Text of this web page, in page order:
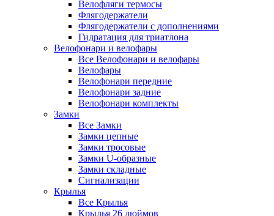
Велофляги термосы
Флягодержатели
Флягодержатели с дополнениями
Гидратация для триатлона
Велофонари и велофары
Все Велофонари и велофары
Велофары
Велофонари передние
Велофонари задние
Велофонари комплекты
Замки
Все Замки
Замки цепные
Замки тросовые
Замки U-образные
Замки складные
Сигнализации
Крылья
Все Крылья
Крылья 26 дюймов